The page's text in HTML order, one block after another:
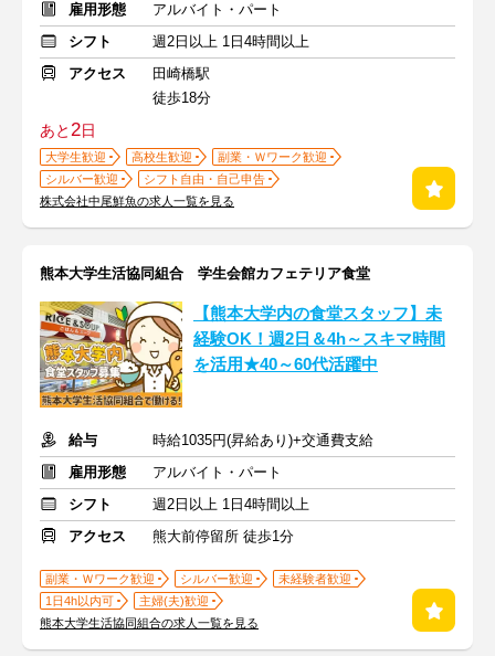
雇用形態
アルバイト・パート
シフト
週2日以上 1日4時間以上
アクセス
田崎橋駅
徒歩18分
あと2日
大学生歓迎 高校生歓迎
副業・Ｗワーク歓迎
シルバー歓迎
シフト自由・自己申告
株式会社中尾鮮魚の求人一覧を見る
熊本大学生活協同組合 学生会館カフェテリア食堂
【熊本大学内の食堂スタッフ】未
経験OK！週2日＆4h～スキマ時間
を活用★40～60代活躍中
給与
時給1035円(昇給あり)+交通費支給
雇用形態
アルバイト・パート
シフト
週2日以上 1日4時間以上
アクセス
熊大前停留所 徒歩1分
副業・Ｗワーク歓迎 シルバー歓迎
未経験者歓迎
1日4h以内可
主婦(夫)歓迎
熊本大学生活協同組合の求人一覧を見る